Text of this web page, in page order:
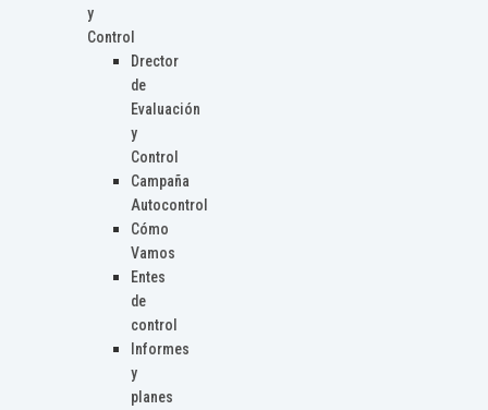
y
Control
Drector
de
Evaluación
y
Control
Campaña
Autocontrol
Cómo
Vamos
Entes
de
control
Informes
y
planes